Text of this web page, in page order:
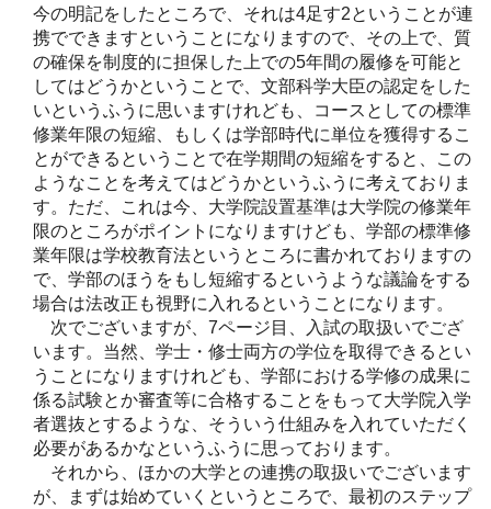
今の明記をしたところで、それは4足す2ということが連
携でできますということになりますので、その上で、質
の確保を制度的に担保した上での5年間の履修を可能と
してはどうかということで、文部科学大臣の認定をした
いというふうに思いますけれども、コースとしての標準
修業年限の短縮、もしくは学部時代に単位を獲得するこ
とができるということで在学期間の短縮をすると、この
ようなことを考えてはどうかというふうに考えておりま
す。ただ、これは今、大学院設置基準は大学院の修業年
限のところがポイントになりますけども、学部の標準修
業年限は学校教育法というところに書かれておりますの
で、学部のほうをもし短縮するというような議論をする
場合は法改正も視野に入れるということになります。
次でございますが、7ページ目、入試の取扱いでござ
います。当然、学士・修士両方の学位を取得できるとい
うことになりますけれども、学部における学修の成果に
係る試験とか審査等に合格することをもって大学院入学
者選抜とするような、そういう仕組みを入れていただく
必要があるかなというふうに思っております。
それから、ほかの大学との連携の取扱いでございます
が、まずは始めていくというところで、最初のステップ